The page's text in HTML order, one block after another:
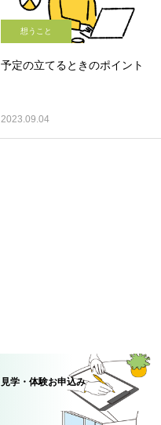
想うこと
予定の立てるときのポイント
2023.09.04
見学・体験お申込み